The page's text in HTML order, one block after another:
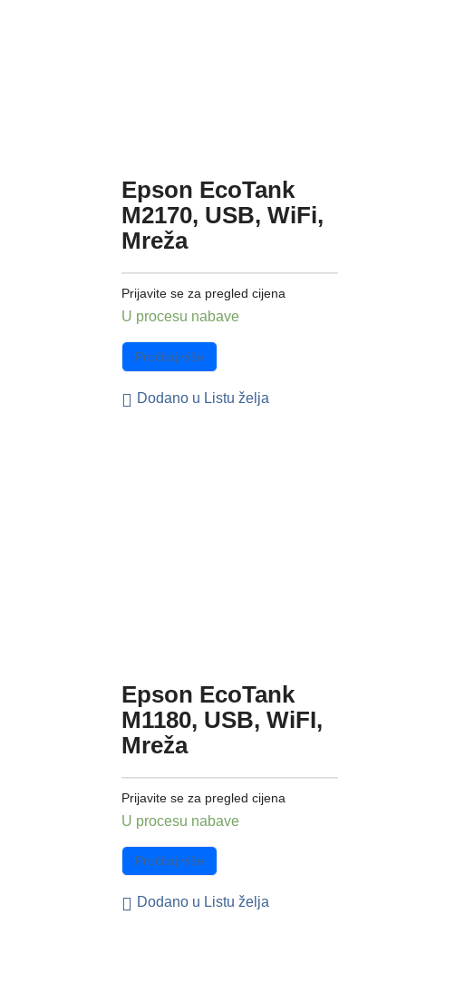
Epson EcoTank
M2170, USB, WiFi,
Mreža
Prijavite se za pregled cijena
U procesu nabave
Pročitaj više
Dodano u Listu želja
Epson EcoTank
M1180, USB, WiFI,
Mreža
Prijavite se za pregled cijena
U procesu nabave
Pročitaj više
Dodano u Listu želja